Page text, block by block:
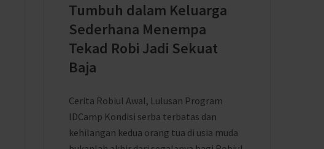
Tumbuh dalam Keluarga
Sederhana Menempa
Tekad Robi Jadi Sekuat
Baja
Cerita Robiul Awal, Lulusan Program
IDCamp Kondisi serba terbatas dan
kehilangan kedua orang tua di usia muda